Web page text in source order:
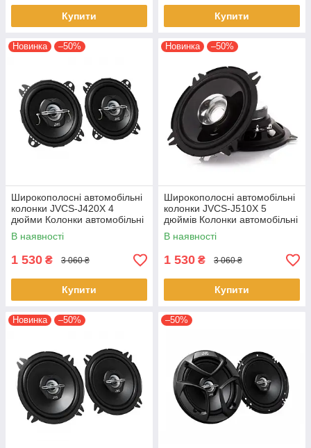
Купити Купити
Новинка –50%
Широкополосні автомобільні
колонки JVCS-J420X 4
дюйми Колонки автомобільні
Акустика
В наявності
1 530 ₴ 3 060 ₴
Купити
Новинка –50%
Широкополосні автомобільні
колонки JVCS-J510X 5
дюймів Колонки автомобільні
Акустика
В наявності
1 530 ₴ 3 060 ₴
Купити
Новинка –50% –50%